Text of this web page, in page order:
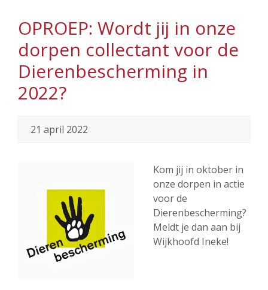
OPROEP: Wordt jij in onze
dorpen collectant voor de
Dierenbescherming in
2022?
21 april 2022
Kom jij in oktober in
onze dorpen in actie
voor de
Dierenbescherming?
Meldt je dan aan bij
Wijkhoofd Ineke!